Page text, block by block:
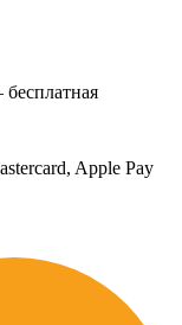
бесплатная
Apple Pay